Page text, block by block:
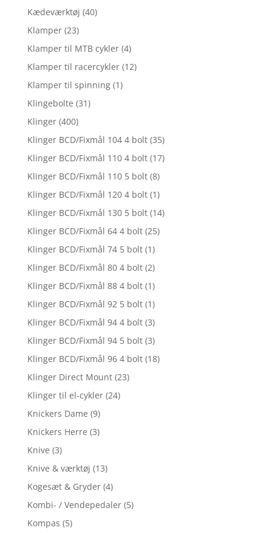
Kædeværktøj (40)
Klamper (23)
Klamper til MTB cykler (4)
Klamper til racercykler (12)
Klamper til spinning (1)
Klingebolte (31)
Klinger (400)
Klinger BCD/Fixmål 104 4 bolt (35)
Klinger BCD/Fixmål 110 4 bolt (17)
Klinger BCD/Fixmål 110 5 bolt (8)
Klinger BCD/Fixmål 120 4 bolt (1)
Klinger BCD/Fixmål 130 5 bolt (14)
Klinger BCD/Fixmål 64 4 bolt (25)
Klinger BCD/Fixmål 74 5 bolt (1)
Klinger BCD/Fixmål 80 4 bolt (2)
Klinger BCD/Fixmål 88 4 bolt (1)
Klinger BCD/Fixmål 92 5 bolt (1)
Klinger BCD/Fixmål 94 4 bolt (3)
Klinger BCD/Fixmål 94 5 bolt (3)
Klinger BCD/Fixmål 96 4 bolt (18)
Klinger Direct Mount (23)
Klinger til el-cykler (24)
Knickers Dame (9)
Knickers Herre (3)
Knive (3)
Knive & værktøj (13)
Kogesæt & Gryder (4)
Kombi- / Vendepedaler (5)
Kompas (5)